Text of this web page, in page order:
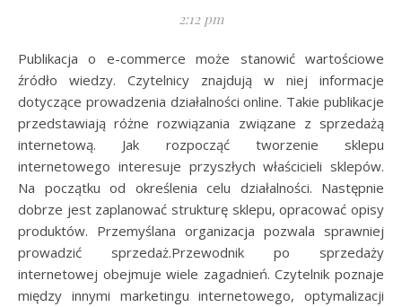
2:12 pm
Publikacja o e-commerce może stanowić wartościowe
źródło wiedzy. Czytelnicy znajdują w niej informacje
dotyczące prowadzenia działalności online. Takie publikacje
przedstawiają różne rozwiązania związane z sprzedażą
internetową. Jak rozpocząć tworzenie sklepu
internetowego interesuje przyszłych właścicieli sklepów.
Na początku od określenia celu działalności. Następnie
dobrze jest zaplanować strukturę sklepu, opracować opisy
produktów. Przemyślana organizacja pozwala sprawniej
prowadzić sprzedaż.Przewodnik po sprzedaży
internetowej obejmuje wiele zagadnień. Czytelnik poznaje
między innymi marketingu internetowego, optymalizacji